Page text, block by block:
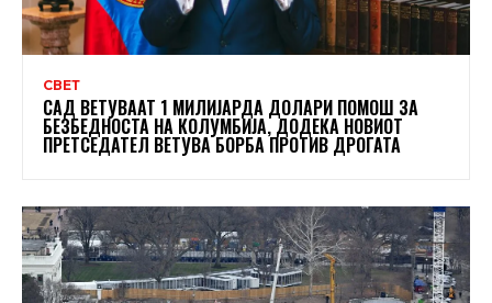
СВЕТ
САД ВЕТУВААТ 1 МИЛИЈАРДА ДОЛАРИ ПОМОШ ЗА
БЕЗБЕДНОСТА НА КОЛУМБИЈА, ДОДЕКА НОВИОТ
ПРЕТСЕДАТЕЛ ВЕТУВА БОРБА ПРОТИВ ДРОГАТА